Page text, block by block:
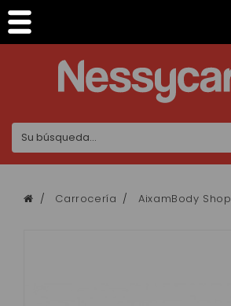
Carrocería AixamBody Shop
Panel de gestión de cookies